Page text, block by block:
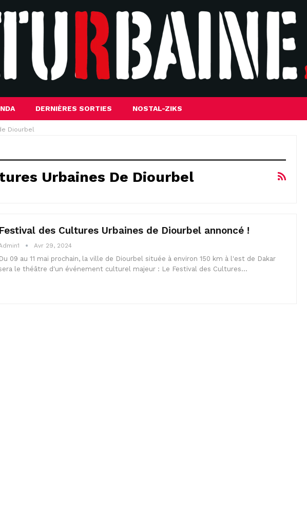
DERNIÈRES SORTIES NOSTAL-ZIKS
Diourbel
Urbaines De Diourbel
Festival des Cultures Urbaines de Diourbel annoncé !
Avr 29, 2024
Du 09 au 11 mai prochain, la ville de Diourbel située à environ 150 km à l'est de Dakar
le théâtre d'un événement culturel majeur : Le Festival des Cultures…